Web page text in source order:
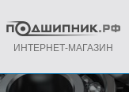
ИНТЕРНЕТ-МАГАЗИН